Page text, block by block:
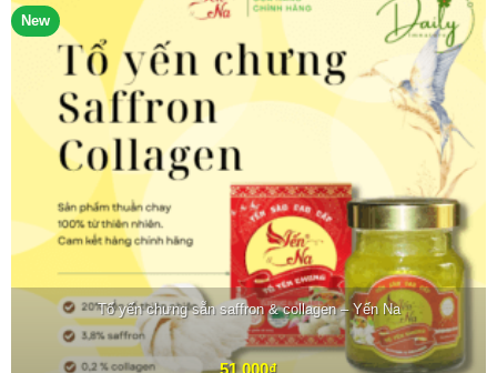
New
Tổ yến chưng sẵn saffron & collagen – Yến Na
51.000₫